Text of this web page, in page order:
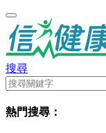
搜尋
熱門搜尋：